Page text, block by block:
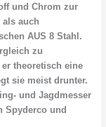
und Chrom zur
als auch
AUS 8 Stahl.
zu
theoretisch eine
sie meist drunter.
und Jagdmesser
Spyderco und